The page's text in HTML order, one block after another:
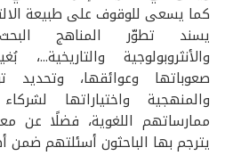
كما يسعى للوقوف على طبيعة
يسند تطوّر المناهج
والأنثروبولوجية
صعوباتها وعوائقها، وتحديد
والمنهجية واختياراتها
ممارساتهم اللغوية، فضلًا عن
يترجم بها الباحثون أسئلتهم